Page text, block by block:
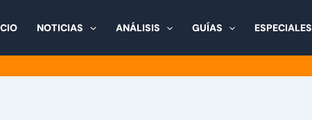
NOTICIAS ANÁLISIS GUÍAS ESPECIALES